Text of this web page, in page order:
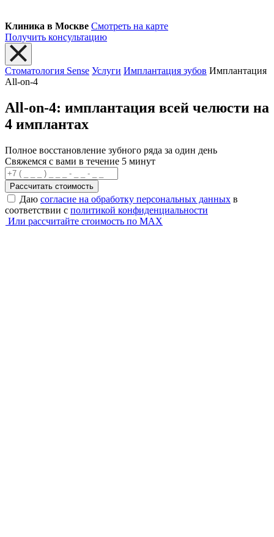
Клиника в Москве Смотреть на карте
Получить консультацию
Стоматология Sense Услуги Имплантация зубов Имплантация
All-on-4
All-on-4: имплантация всей челюсти на
4 имплантах
Полное восстановление зубного ряда за один день
Свяжемся с вами в течение 5 минут
Рассчитать стоимость
Даю согласие на обработку персональных данных в
соответствии с политикой конфиденциальности
Или рассчитайте стоимость по MAX